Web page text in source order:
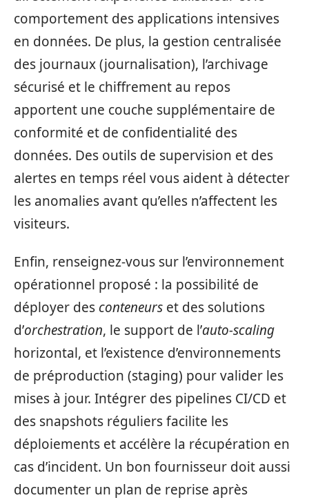
comportement des applications intensives
en données. De plus, la gestion centralisée
des journaux (journalisation), l’archivage
sécurisé et le chiffrement au repos
apportent une couche supplémentaire de
conformité et de confidentialité des
données. Des outils de supervision et des
alertes en temps réel vous aident à détecter
les anomalies avant qu’elles n’affectent les
visiteurs.
Enfin, renseignez‑vous sur l’environnement
opérationnel proposé : la possibilité de
déployer des conteneurs et des solutions
d’orchestration, le support de l’auto‑scaling
horizontal, et l’existence d’environnements
de préproduction (staging) pour valider les
mises à jour. Intégrer des pipelines CI/CD et
des snapshots réguliers facilite les
déploiements et accélère la récupération en
cas d’incident. Un bon fournisseur doit aussi
documenter un plan de reprise après